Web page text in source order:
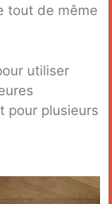
tout de même
utiliser
pour plusieurs